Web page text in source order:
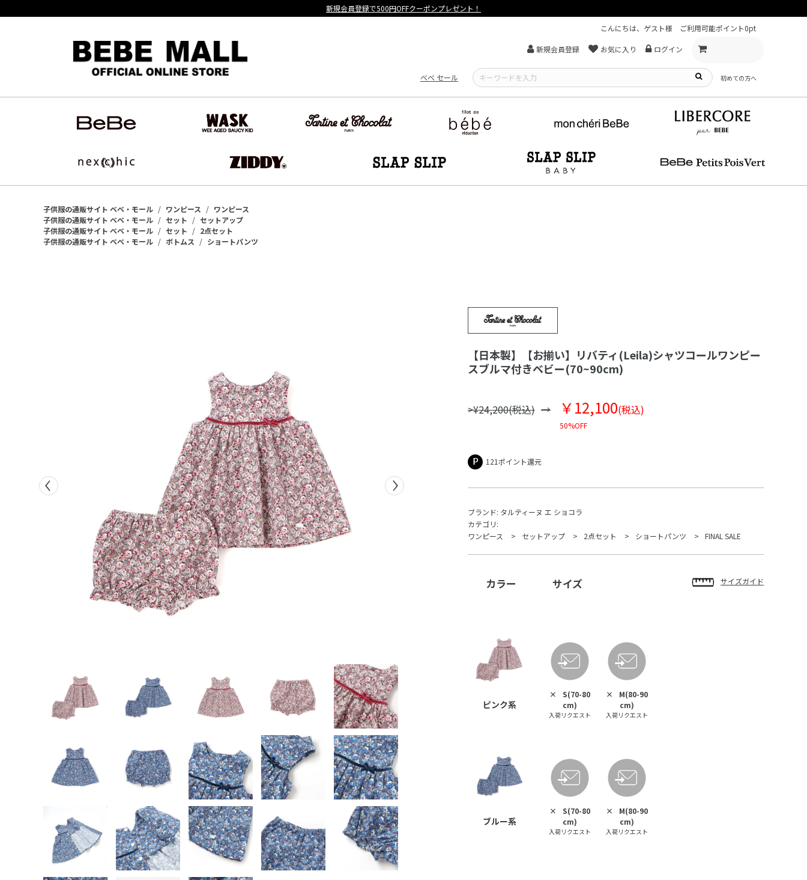
【重要】熊本地震による遅延可能性について
こんにちは、ゲスト様
ご利用可能ポイント0pt
新規会員登録 お気に入り ログイン
べべ セール 初めての方へ
子供服の通販サイト ベベ・モール ワンピース
ワンピース
子供服の通販サイト ベベ・モール
セット
セットアップ
子供服の通販サイト ベベ・モール
セット
2点セット
子供服の通販サイト ベベ・モール
ボトムス ショートパンツ
【日本製】【お揃い】リバティ(Leila)シャツコールワンピー
スブルマ付きベビー(70~90cm)
>¥24,200(税込) ￥12,100(税込)
50%OFF
121ポイント還元
ブランド: タルティーヌ エ ショコラ
カテゴリ:
ワンピース
セットアップ 2点セット ショートパンツ FINAL SALE
カラー サイズ サイズガイド
ピンク系
×
S(70-80
cm)
入荷リクエスト
×
M(80-90
cm)
入荷リクエスト
ブルー系
×
S(70-80
cm)
入荷リクエスト
×
M(80-90
cm)
入荷リクエスト